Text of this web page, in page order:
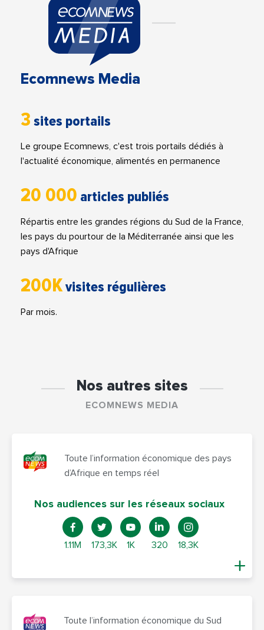
Ecomnews Media
3 sites portails
Le groupe Ecomnews, c'est trois portails dédiés à
l'actualité économique, alimentés en permanence
20 000 articles publiés
Répartis entre les grandes régions du Sud de la France,
les pays du pourtour de la Méditerranée ainsi que les
pays d'Afrique
200Kvisites régulières
Par mois.
Nos autres sites
ECOMNEWS MEDIA
Toute l’information économique des pays
d’Afrique en temps réel
Nos audiences sur les réseaux sociaux
1.11M 173,3K 1K 320 18,3K
Toute l’information économique du Sud